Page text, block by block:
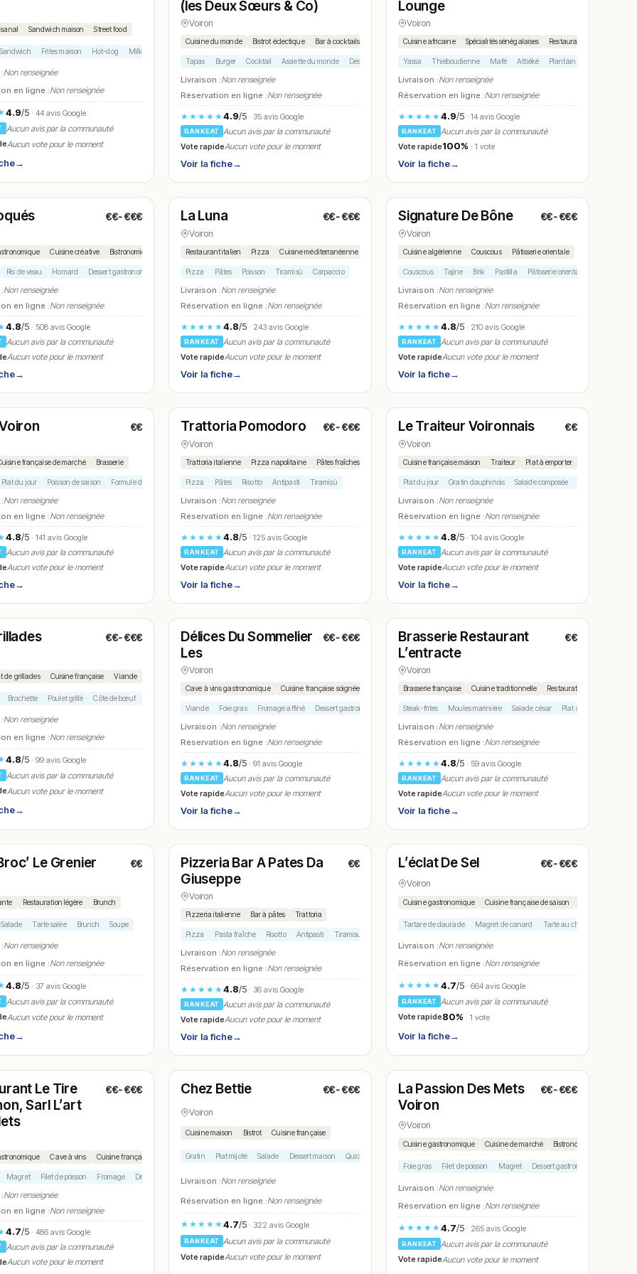
Sandwich maison Street food
Sandwich Frites maison Hot-dog Milkshake
Non renseignée
en ligne :Non renseignée
4.9/5· 44 avis Google
Aucun avis par la communauté
Aucun vote pour le moment
→
(les Deux Sœurs & Co)
Voiron
Cuisine du monde Bistrot éclectique Bar à cocktails
Tapas Burger Cocktail Assiette du monde Dessert maison
Livraison :Non renseignée
Réservation en ligne :Non renseignée
★★★★★4.9/5· 35 avis Google
RANKEAT
Aucun avis par la communauté
Vote rapideAucun vote pour le moment
Voir la fiche→
Lounge
Voiron
Cuisine africaine Spécialités sénégalaises Restaurant lounge
Yassa Thiéboudienne Mafé Attiéké Plantain
Livraison :Non renseignée
Réservation en ligne :Non renseignée
★★★★★4.9/5 · 14 avis Google
RANKEAT
Aucun avis par la communauté
Vote rapide100% · 1 vote
Voir la fiche→
(12:00 – 14:30, 19:00 – 21:00)
€€-€€€
Cuisine créative Bistronomie
Ris de veau Homard Dessert gastronomique Amuse-bouche
Non renseignée
en ligne :Non renseignée
4.8/5· 508 avis Google
Aucun avis par la communauté
Aucun vote pour le moment
→
N° 13
Fermé(11:30 – 13:30, 18:30 – 22:00)
La Luna €€-€€€
Voiron
Restaurant italien Pizza Cuisine méditerranéenne
Pizza Pâtes Poisson Tiramisù Carpaccio
Livraison :Non renseignée
Réservation en ligne :Non renseignée
★★★★★4.8/5· 243 avis Google
RANKEAT
Aucun avis par la communauté
Vote rapideAucun vote pour le moment
Voir la fiche→
N° 14
Fermé(11:30 – 14:30, 19:00 – 22:00)
Signature De Bône €€-€€€
Voiron
Cuisine algérienne Couscous Pâtisserie orientale
Couscous Tajine Brik Pastilla Pâtisserie orientale
Livraison :Non renseignée
Réservation en ligne :Non renseignée
★★★★★4.8/5 · 210 avis Google
RANKEAT
Aucun avis par la communauté
Vote rapideAucun vote pour le moment
Voir la fiche→
€€
française de marché Brasserie
Plat du jour Poisson de saison Formule déjeuner Dessert maison
Non renseignée
en ligne :Non renseignée
4.8/5· 141 avis Google
Aucun avis par la communauté
Aucun vote pour le moment
→
N° 16
Fermé(10:00 – 14:00, 17:30 – 20:00)
Trattoria Pomodoro €€-€€€
Voiron
Trattoria italienne Pizza napolitaine Pâtes fraîches
Pizza Pâtes Risotto Antipasti Tiramisù
Livraison :Non renseignée
Réservation en ligne :Non renseignée
★★★★★4.8/5· 125 avis Google
RANKEAT
Aucun avis par la communauté
Vote rapideAucun vote pour le moment
Voir la fiche→
N° 17
Fermé
Le Traiteur Voironnais €€
Voiron
Cuisine française maison Traiteur Plat à emporter
Plat du jour Gratin dauphinois Salade composée
Livraison :Non renseignée
Réservation en ligne :Non renseignée
★★★★★4.8/5 · 104 avis Google
RANKEAT
Aucun avis par la communauté
Vote rapideAucun vote pour le moment
Voir la fiche→
(11:00 – 14:30, 18:30 – 22:30)
€€-€€€
de grillades Cuisine française Viande
Brochette Poulet grillé Côte de bœuf
Non renseignée
en ligne :Non renseignée
4.8/5· 99 avis Google
Aucun avis par la communauté
Aucun vote pour le moment
→
N° 19
Fermé(09:00 – 22:00)
Délices Du Sommelier
Les
€€-€€€
Voiron
Cave à vins gastronomique Cuisine française soignée Accord mets-vins
Viande Foie gras Fromage affiné Dessert gastronomique Accord vins
Livraison :Non renseignée
Réservation en ligne :Non renseignée
★★★★★4.8/5· 91 avis Google
RANKEAT
Aucun avis par la communauté
Vote rapideAucun vote pour le moment
Voir la fiche→
N° 20
Fermé(06:00 – 16:00)
Brasserie Restaurant
L’entracte
€€
Voiron
Brasserie française Cuisine traditionnelle Restauration continue
Steak-frites Moules marinière Salade césar Plat du jour
Livraison :Non renseignée
Réservation en ligne :Non renseignée
★★★★★4.8/5 · 59 avis Google
RANKEAT
Aucun avis par la communauté
Vote rapideAucun vote pour le moment
Voir la fiche→
(09:00 – 14:00, 18:00 – 20:00)
Le Grenier €€
Restauration légère Brunch
Salade Tarte salée Brunch Soupe
Non renseignée
en ligne :Non renseignée
4.8/5· 37 avis Google
Aucun avis par la communauté
Aucun vote pour le moment
→
N° 22
Fermé(18:30 – 00:00)
Pizzeria Bar A Pates Da
Giuseppe
€€
Voiron
Pizzeria italienne Bar à pâtes Trattoria
Pizza Pasta fraîche Risotto Antipasti Tiramisu
Livraison :Non renseignée
Réservation en ligne :Non renseignée
★★★★★4.8/5· 36 avis Google
RANKEAT
Aucun avis par la communauté
Vote rapideAucun vote pour le moment
Voir la fiche→
N° 23
Fermé(12:00 – 14:00, 19:00 – 21:00)
L’éclat De Sel €€-€€€
Voiron
Cuisine gastronomique Cuisine française de saison
Tartare de daurade Magret de canard Tarte au chocolat
Livraison :Non renseignée
Réservation en ligne :Non renseignée
★★★★★4.7/5 · 664 avis Google
RANKEAT
Aucun avis par la communauté
Vote rapide80% · 1 vote
Voir la fiche→
(12:00 – 14:30, 19:00 – 22:30)
Le Tire
Sarl L’art
€€-€€€
Cave à vins Cuisine française
Magret Filet de poisson Fromage Dessert gastronomique
Non renseignée
en ligne :Non renseignée
4.7/5· 486 avis Google
Aucun avis par la communauté
Aucun vote pour le moment
N° 25
Fermé(11:30 – 14:00, 18:30 – 21:00)
Chez Bettie €€-€€€
Voiron
Cuisine maison Bistrot Cuisine française
Gratin Plat mijoté Salade Dessert maison Quiche
Livraison :Non renseignée
Réservation en ligne :Non renseignée
★★★★★4.7/5· 322 avis Google
RANKEAT
Aucun avis par la communauté
Vote rapideAucun vote pour le moment
N° 26
Fermé(12:00 – 14:00, 19:00 – 21:00)
La Passion Des Mets
Voiron
€€-€€€
Voiron
Cuisine gastronomique Cuisine de marché Bistronomie
Foie gras Filet de poisson Magret Dessert gastronomique
Livraison :Non renseignée
Réservation en ligne :Non renseignée
★★★★★4.7/5 · 265 avis Google
RANKEAT
Aucun avis par la communauté
Vote rapideAucun vote pour le moment